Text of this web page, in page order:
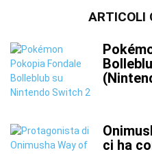
ARTICOLI
ci ha